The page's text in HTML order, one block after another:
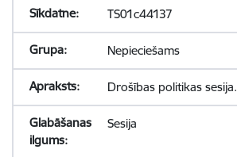
TS01c44137
Nepieciešams
Drošības politikas sesija.
Sesija